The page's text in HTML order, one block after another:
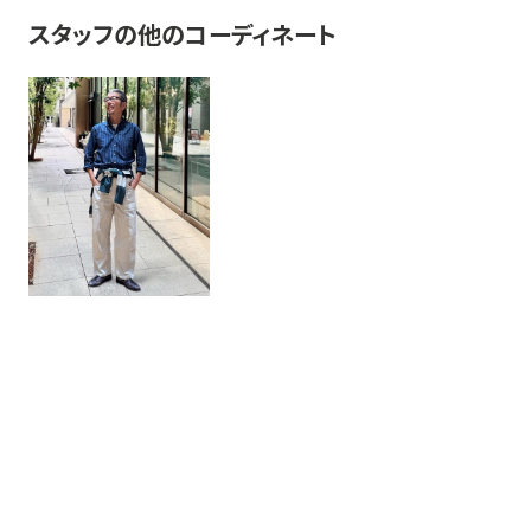
スタッフの他のコーディネート